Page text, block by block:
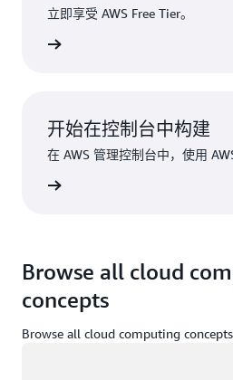
立即享受 AWS Free Tier。
开始在控制台中构建
在 AWS 管理控制台中，使用
Browse all cloud
concepts
Browse all cloud computing